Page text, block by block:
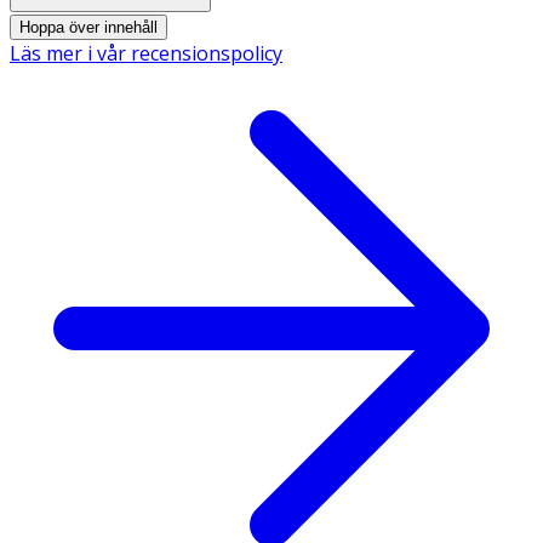
Methylparaben, Propylparaben
Hoppa över innehåll
Läs mer i vår recensionspolicy